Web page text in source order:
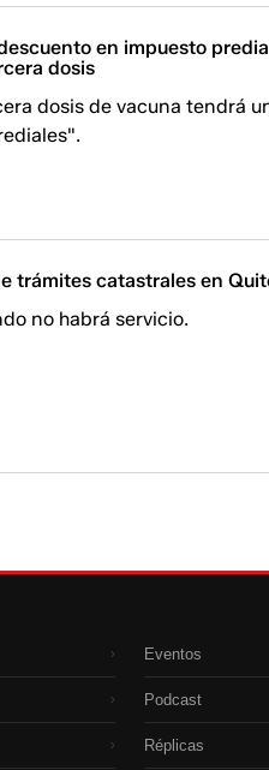
en impuesto
dosis
dosis de vacuna tendrá
trámites catastrales en
no habrá servicio.
›
›
›
Eventos
Podcast
Réplicas